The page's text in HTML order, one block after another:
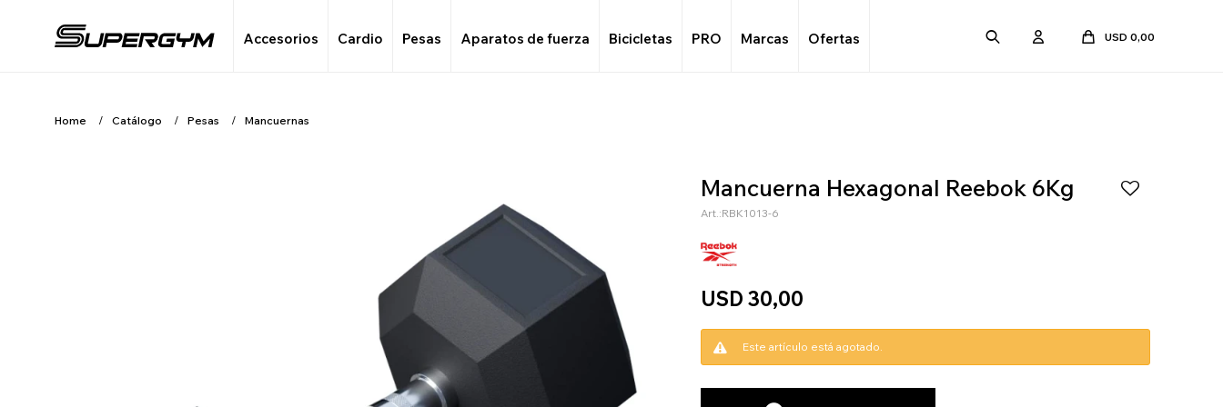
Accesorios Cardio Pesas Aparatos de fuerza Bicicletas PRO Marcas Ofertas USD 0,00
Home Catálogo Pesas Mancuernas
Mancuerna Hexagonal Reebok 6Kg
RBK1013-6
USD 30,00
Este artículo está agotado.